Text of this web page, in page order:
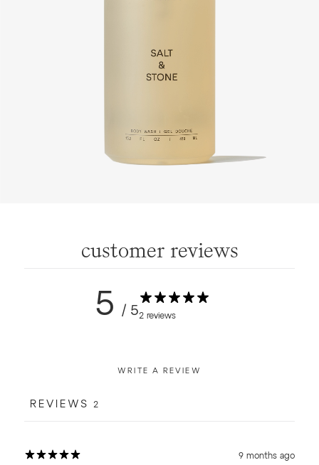
customer reviews
5 / 52 reviews
WRITE A REVIEW
REVIEWS 2
9 months ago